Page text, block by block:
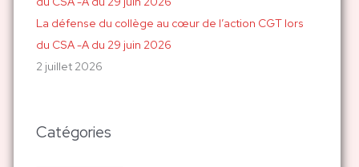
La défense du collège au cœur de l’action CGT lors
du CSA -A du 29 juin 2026
2 juillet 2026
Catégories